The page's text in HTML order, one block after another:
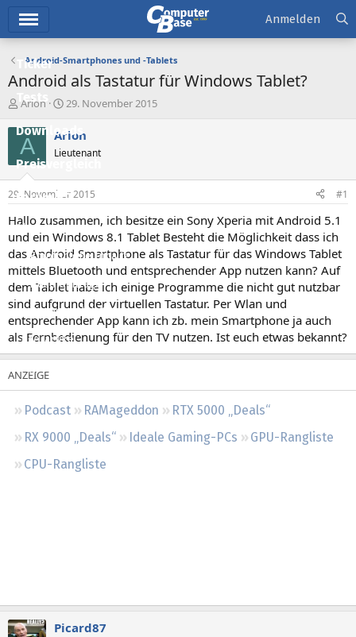
Ticker
Tests
Downloads
Preisvergleich
Forum
Aktuelles
Empfohlene Inhalte
Neue Beiträge
Neueste Aktivitäten
Leserartikel
Podcast RAMageddon
RTX 5000 „Deals“
RX 9000 „Deals“
Ideale Gaming-PCs
GPU-Rangliste
CPU-Rangliste
Anmelden
Android-Smartphones und -Tablets
Android als Tastatur für Windows Tablet?
E
s
t
e
e
r
Arion
E
s
e
t
a
m
29. November 2015
A Arion
Lieutenant
29. November 2015 #1
Hallo zusammen, ich besitze ein Sony Xperia mit Android 5.1
und ein Windows 8.1 Tablet Besteht die Möglichkeit dass ich
das Android Smartphone als Tastatur für das Windows Tablet
mittels Bluetooth und entsprechender App nutzen kann? Auf
dem Tablet habe ich einige Programme die nicht gut nutzbar
sind aufgrund der virtuellen Tastatur. Per Wlan und
entsprechender App kann ich zb. mein Smartphone ja auch
als Fernbedienung für den TV nutzen. Ist euch etwas bekannt?
Picard87